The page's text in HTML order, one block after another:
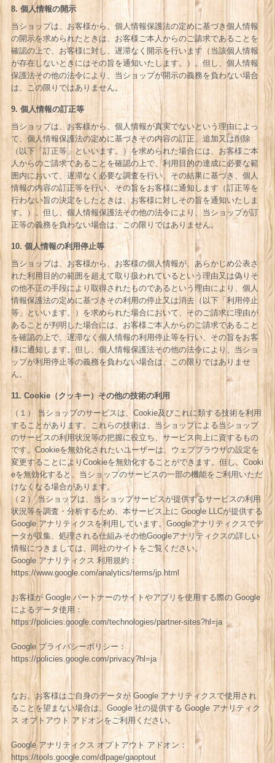
8. 個人情報の開示
当ショップは、お客様から、個人情報保護法の定めに基づき個人情報
の開示を求められたときは、お客様ご本人からのご請求であることを
確認の上で、お客様に対し、遅滞なく開示を行います（当該個人情報
が存在しないときにはその旨を通知いたします。）。但し、個人情報
保護法その他の法令により、当ショップが開示の義務を負わない場合
は、この限りではありません。
9. 個人情報の訂正等
当ショップは、お客様から、個人情報が真実でないという理由によっ
て、個人情報保護法の定めに基づきその内容の訂正、追加又は削除
（以下「訂正等」といいます。）を求められた場合には、お客様ご本
人からのご請求であることを確認の上で、利用目的の達成に必要な範
囲内において、遅滞なく必要な調査を行い、その結果に基づき、個人
情報の内容の訂正等を行い、その旨をお客様に通知します（訂正等を
行わない旨の決定をしたときは、お客様に対しその旨を通知いたしま
す。）。但し、個人情報保護法その他の法令により、当ショップが訂
正等の義務を負わない場合は、この限りではありません。
10. 個人情報の利用停止等
当ショップは、お客様から、お客様の個人情報が、あらかじめ公表さ
れた利用目的の範囲を超えて取り扱われているという理由又は偽りそ
の他不正の手段により取得されたものであるという理由により、個人
情報保護法の定めに基づきその利用の停止又は消去（以下「利用停止
等」といいます。）を求められた場合において、そのご請求に理由が
あることが判明した場合には、お客様ご本人からのご請求であること
を確認の上で、遅滞なく個人情報の利用停止等を行い、その旨をお客
様に通知します。但し、個人情報保護法その他の法令により、当ショ
ップが利用停止等の義務を負わない場合は、この限りではありませ
ん。
11. Cookie（クッキー）その他の技術の利用
（１） 当ショップのサービスは、Cookie及びこれに類する技術を利用
することがあります。これらの技術は、当ショップによる当ショップ
のサービスの利用状況等の把握に役立ち、サービス向上に資するもの
です。Cookieを無効化されたいユーザーは、ウェブブラウザの設定を
変更することによりCookieを無効化することができます。但し、Cooki
eを無効化すると、当ショップのサービスの一部の機能をご利用いただ
けなくなる場合があります。
（２） 当ショップは、当ショップサービスが提供するサービスの利用
状況等を調査・分析するため、本サービス上に Google LLCが提供する
Google アナリティクスを利用しています。Googleアナリティクスでデ
ータが収集、処理される仕組みその他Googleアナリティクスの詳しい
情報につきましては、同社のサイトをご覧ください。
Google アナリティクス 利用規約：
https://www.google.com/analytics/terms/jp.html
お客様が Google パートナーのサイトやアプリを使用する際の Google
によるデータ使用：
https://policies.google.com/technologies/partner-sites?hl=ja
Google プライバシーポリシー：
https://policies.google.com/privacy?hl=ja
なお、お客様はご自身のデータが Google アナリティクスで使用され
ることを望まない場合は、Google 社の提供する Google アナリティク
ス オプトアウト アドオンをご利用ください。
Google アナリティクス オプトアウト アドオン：
https://tools.google.com/dlpage/gaoptout